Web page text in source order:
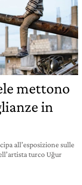
mettono
in
all’esposizione sulle
turco Uğur